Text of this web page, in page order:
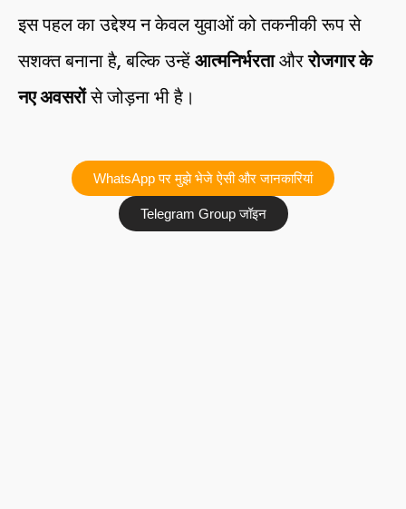
इस पहल का उद्देश्य न केवल युवाओं को तकनीकी रूप से
सशक्त बनाना है, बल्कि उन्हेंआत्मनिर्भरताऔररोजगार के
नए अवसरोंसे जोड़ना भी है।
WhatsApp पर मुझे भेजे ऐसी और जानकारियां
Telegram Group जॉइन